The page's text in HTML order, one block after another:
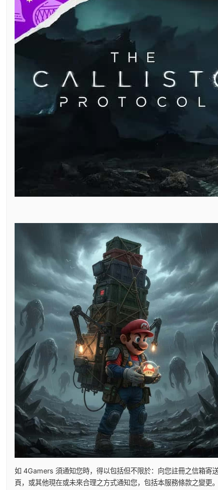
如 4Gamers 須通知您時，得以包括但不限於：向您註冊之信箱寄
頁，或其他現在或未來合理之方式通知您，包括本服務條款之變更